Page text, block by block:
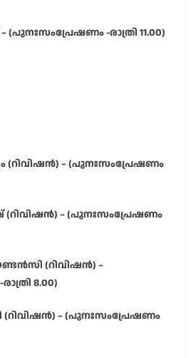
– (പുനഃസംപ്രേഷണം -രാത്രി 11.00)
(റിവിഷൻ) – (പുനഃസംപ്രേഷണം
(റിവിഷൻ) – (പുനഃസംപ്രേഷണം
(റിവിഷൻ) –
8.00)
(റിവിഷൻ) – (പുനഃസംപ്രേഷണം